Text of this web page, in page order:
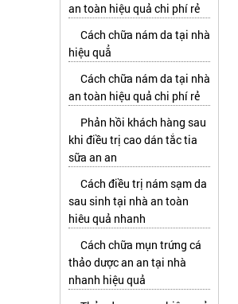
an toàn hiệu quả chi phí rẻ
Cách chữa nám da tại nhà
hiệu quẳ
Cách chữa nám da tại nhà
an toàn hiệu quả chi phí rẻ
Phản hồi khách hàng sau
khi điều trị cao dán tắc tia
sữa an an
Cách điều trị nám sạm da
sau sinh tại nhà an toàn
hiêu quả nhanh
Cách chữa mụn trứng cá
thảo dược an an tại nhà
nhanh hiệu quả